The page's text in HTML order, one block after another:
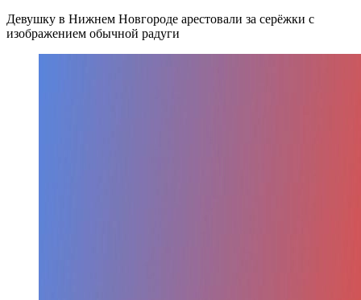
Девушку в Нижнем Новгороде арестовали за серёжки с
изображением обычной радуги